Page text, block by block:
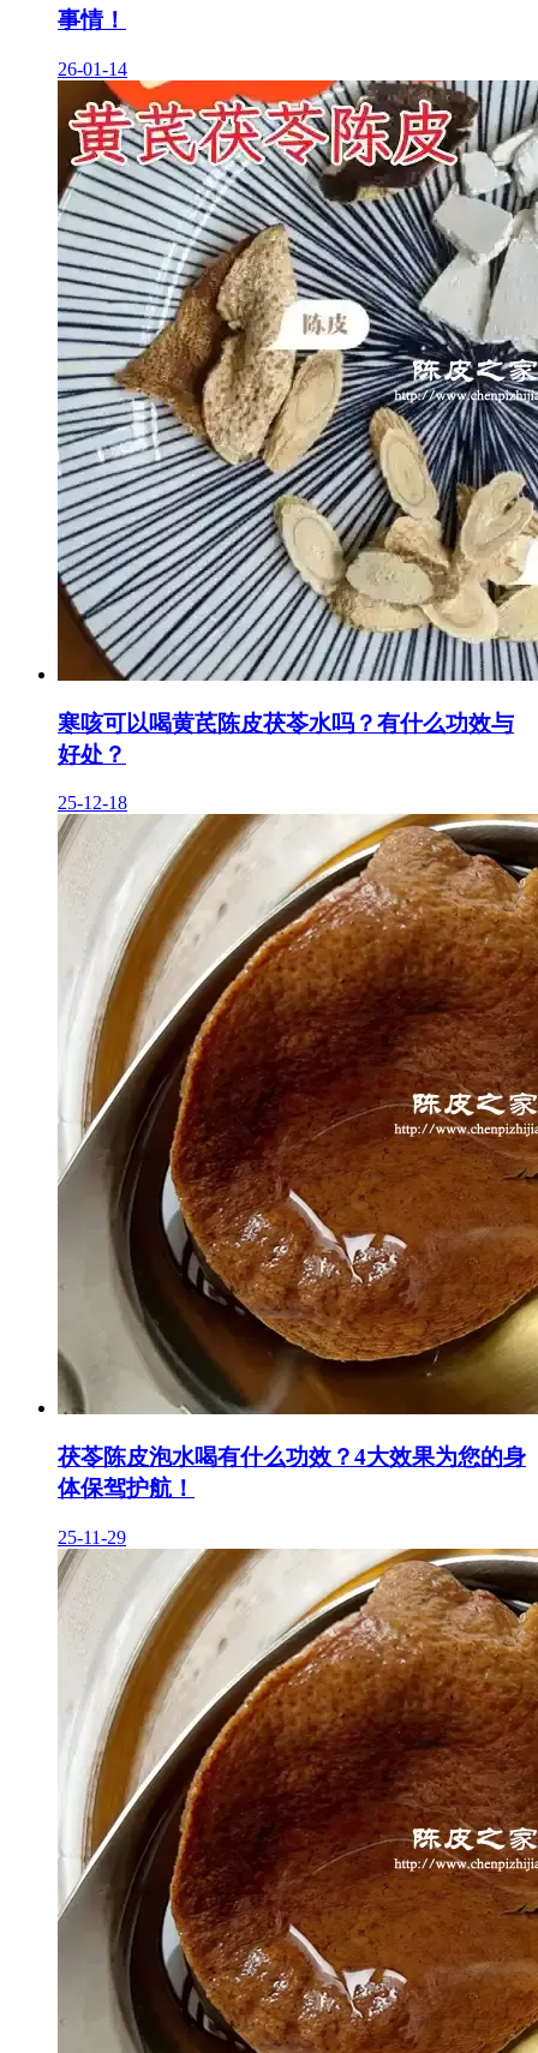
事情！
26-01-14
寒咳可以喝黄芪陈皮茯苓水吗？有什么功效与
好处？
25-12-18
茯苓陈皮泡水喝有什么功效？4大效果为您的身
体保驾护航！
25-11-29